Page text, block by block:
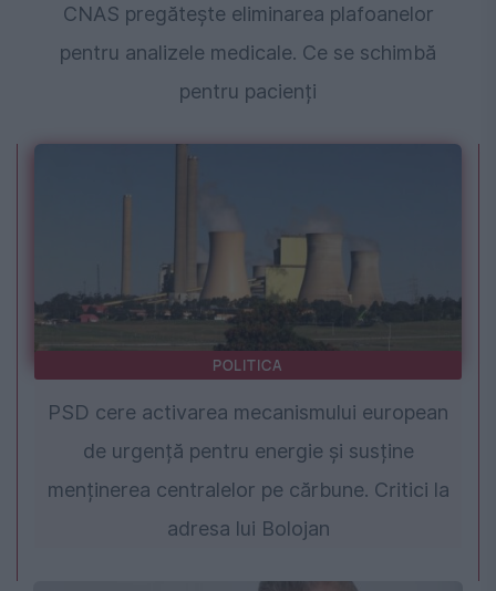
CNAS pregătește eliminarea plafoanelor
pentru analizele medicale. Ce se schimbă
pentru pacienți
POLITICA
PSD cere activarea mecanismului european
de urgență pentru energie și susține
menținerea centralelor pe cărbune. Critici la
adresa lui Bolojan